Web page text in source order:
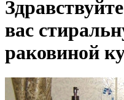
вас
раковиной